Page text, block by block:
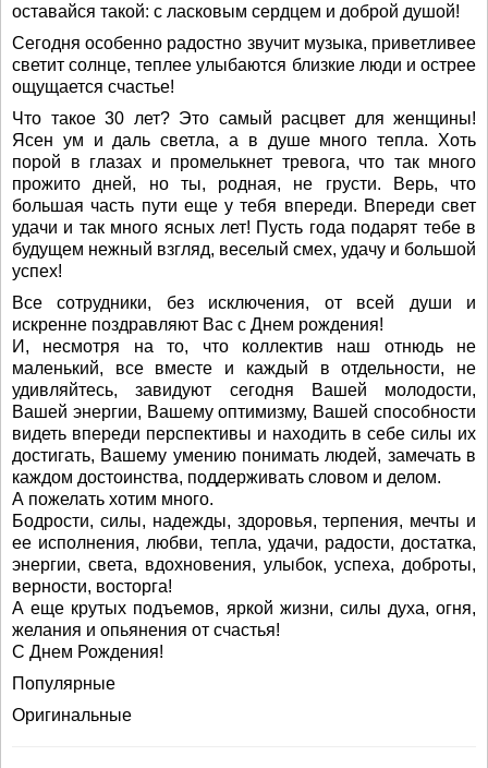
оставайся такой: с ласковым сердцем и доброй душой!
Сегодня особенно радостно звучит музыка, приветливее
светит солнце, теплее улыбаются близкие люди и острее
ощущается счастье!
Что такое 30 лет? Это самый расцвет для женщины!
Ясен ум и даль светла, а в душе много тепла. Хоть
порой в глазах и промелькнет тревога, что так много
прожито дней, но ты, родная, не грусти. Верь, что
большая часть пути еще у тебя впереди. Впереди свет
удачи и так много ясных лет! Пусть года подарят тебе в
будущем нежный взгляд, веселый смех, удачу и большой
успех!
Все сотрудники, без исключения, от всей души и
искренне поздравляют Вас с Днем рождения!
И, несмотря на то, что коллектив наш отнюдь не
маленький, все вместе и каждый в отдельности, не
удивляйтесь, завидуют сегодня Вашей молодости,
Вашей энергии, Вашему оптимизму, Вашей способности
видеть впереди перспективы и находить в себе силы их
достигать, Вашему умению понимать людей, замечать в
каждом достоинства, поддерживать словом и делом.
А пожелать хотим много.
Бодрости, силы, надежды, здоровья, терпения, мечты и
ее исполнения, любви, тепла, удачи, радости, достатка,
энергии, света, вдохновения, улыбок, успеха, доброты,
верности, восторга!
А еще крутых подъемов, яркой жизни, силы духа, огня,
желания и опьянения от счастья!
С Днем Рождения!
Популярные
Оригинальные